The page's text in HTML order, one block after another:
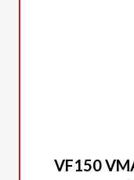
VF150